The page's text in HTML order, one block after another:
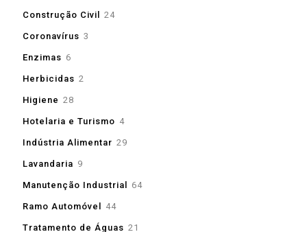
Construção Civil
2424
Coronavírus 3
Enzimas 6
Herbicidas 2
Higiene 28
Hotelaria e Turismo 44
Indústria Alimentar 29
Lavandaria 9
Manutenção Industrial
6464
Ramo Automóvel
4444
Tratamento de Águas 21